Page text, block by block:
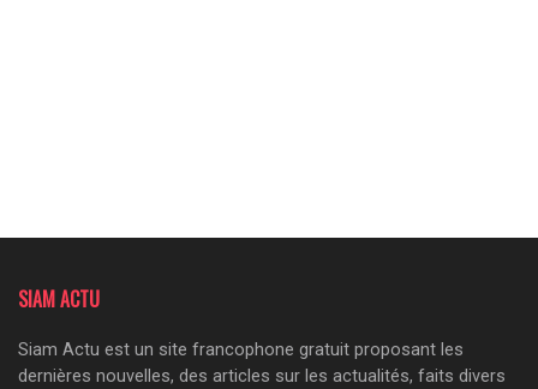
SIAM ACTU
Siam Actu est un site francophone gratuit proposant les
dernières nouvelles, des articles sur les actualités, faits divers